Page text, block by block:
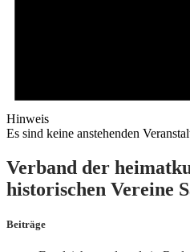
Hinweis
Es sind keine anstehenden
Verband der
historischen Vereine
Beiträge